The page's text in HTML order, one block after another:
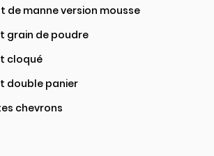
de manne version mousse
grain de poudre
cloqué
double panier
chevrons